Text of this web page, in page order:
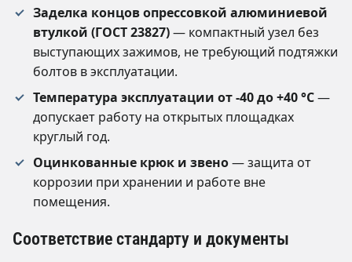
Заделка концов опрессовкой алюминиевой
втулкой (ГОСТ 23827)— компактный узел без
выступающих зажимов, не требующий подтяжки
болтов в эксплуатации.
Температура эксплуатации от -40 до +40 °C—
допускает работу на открытых площадках
круглый год.
Оцинкованные крюк и звено— защита от
коррозии при хранении и работе вне
помещения.
Соответствие стандарту и документы